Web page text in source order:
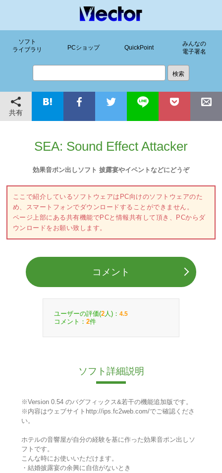
ソフト
ライブラリ
PCショップ QuickPoint
みんなの
電子署名
共有
SEA: Sound Effect Attacker
効果音ポン出しソフト 披露宴やイベントなどにどうぞ
ここで紹介しているソフトウェアはPC向けのソフトウェアのた
め、スマートフォンでダウンロードすることができません。
ページ上部にある共有機能でPCと情報共有して頂き、PCからダ
ウンロードをお願い致します。
コメント
ユーザーの評価(2 人)： 4.5
コメント： 2件
ソフト詳細説明
※Version 0.54 のバグフィックス&若干の機能追加版です。
※内容はウェブサイトhttp://ips.fc2web.com/でご確認くださ
い。
ホテルの音響屋が自分の経験を基に作った効果音ポン出しソ
フトです。
こんな時にお使いいただけます。
・結婚披露宴の余興に自信がないとき